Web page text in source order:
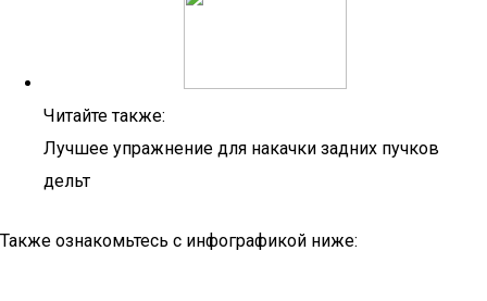
Читайте также:
Лучшее упражнение для накачки задних пучков
дельт
Также ознакомьтесь с инфографикой ниже: